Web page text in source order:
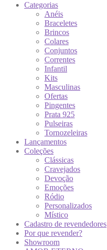
Categorias
Anéis
Braceletes
Brincos
Colares
Conjuntos
Correntes
Infantil
Kits
Masculinas
Ofertas
Pingentes
Prata 925
Pulseiras
Tornozeleiras
Lançamentos
Coleções
Clássicas
Cravejados
Devoção
Emoções
Ródio
Personalizados
Místico
Cadastro de revendedores
Por que revender?
Showroom